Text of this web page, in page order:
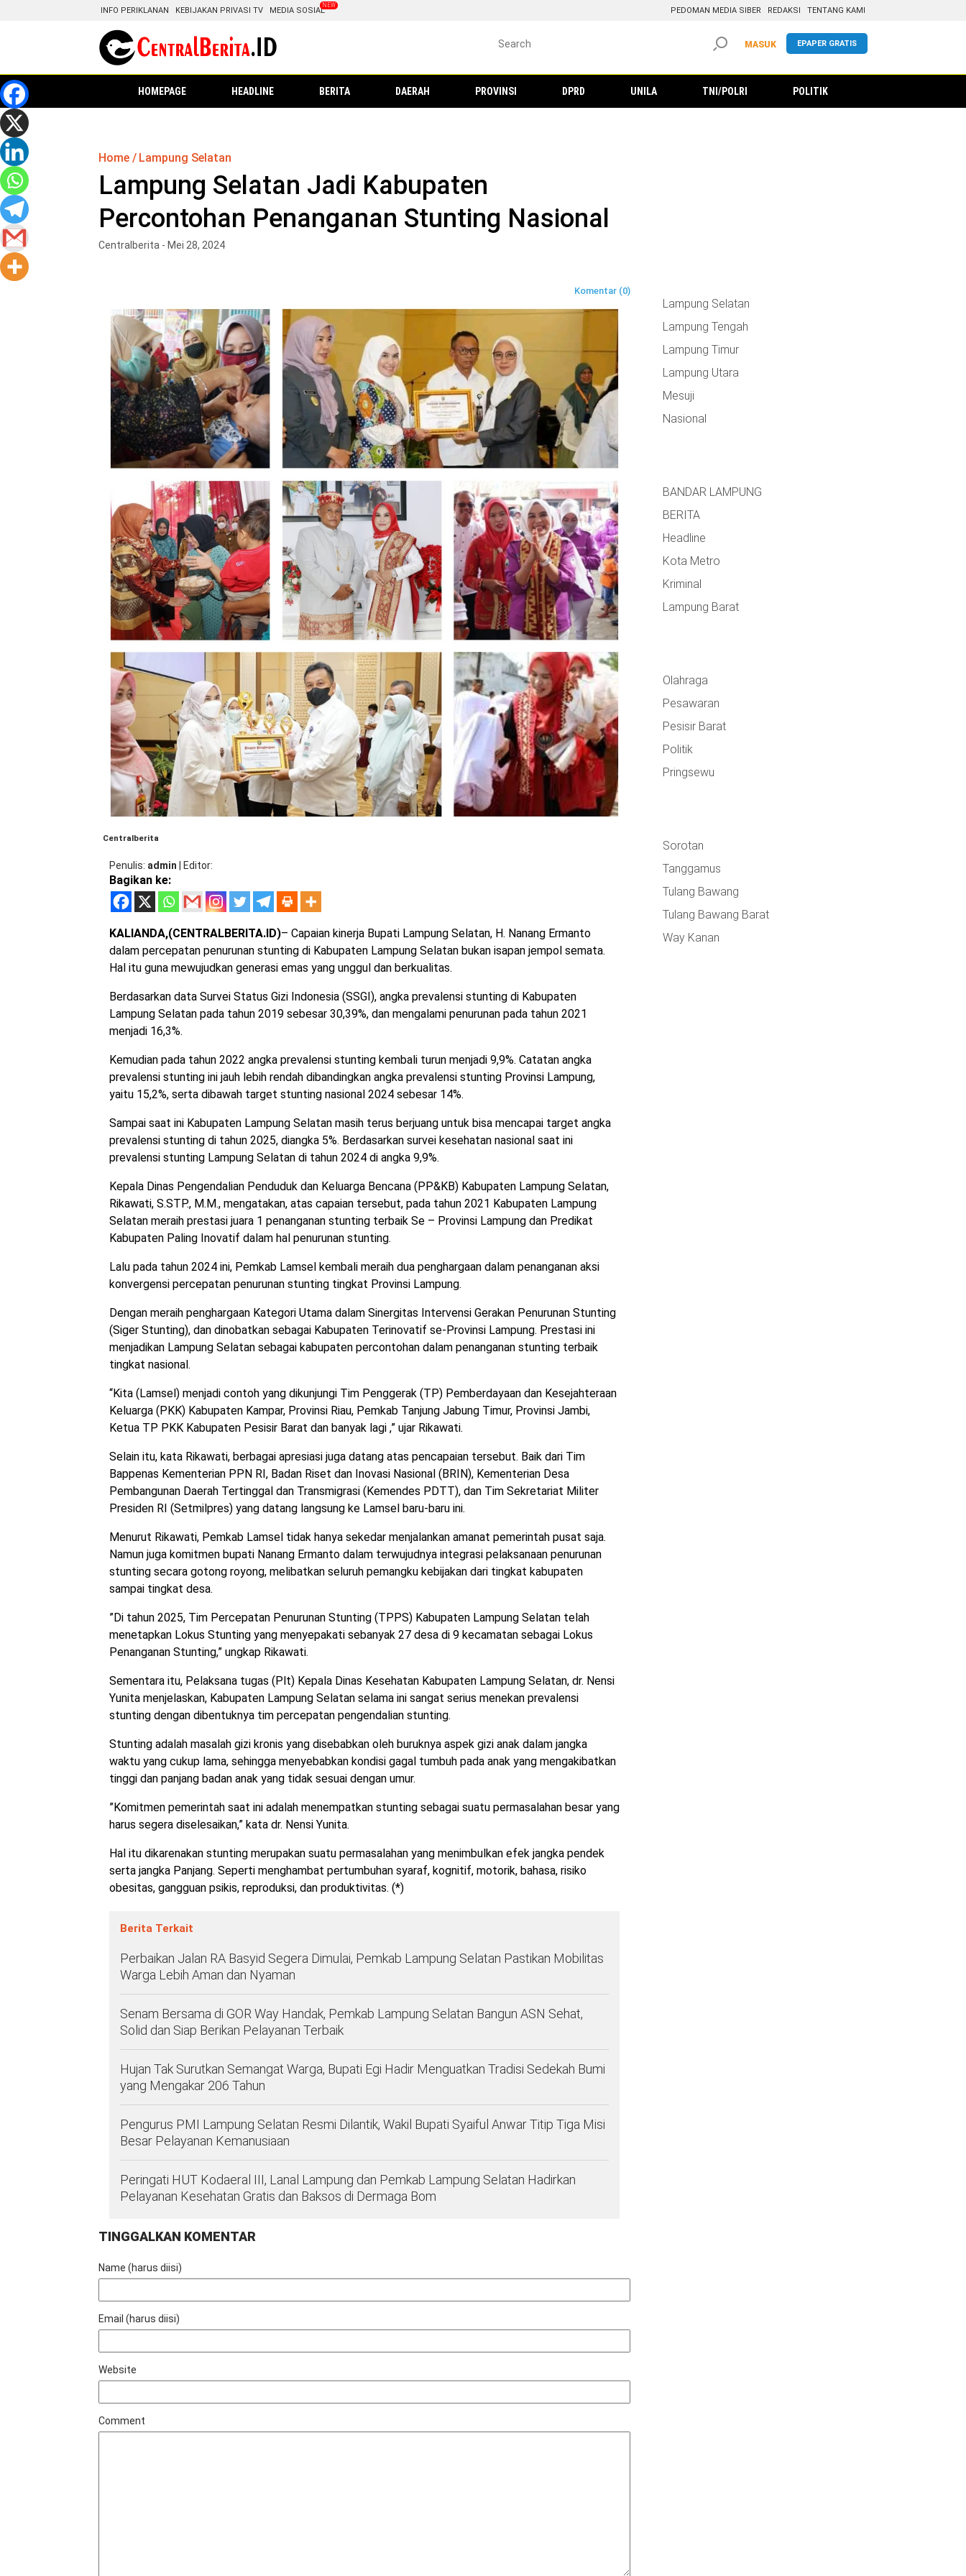
INFO PERIKLANAN KEBIJAKAN PRIVASI TV MEDIA SOSIAL PEDOMAN MEDIA SIBER REDAKSI TENTANG KAMI
EPAPER GRATIS
MASUK
HOMEPAGE HEADLINE BERITA DAERAH PROVINSI DPRD UNILA TNI/POLRI POLITIK
Home Lampung Selatan
Lampung Selatan Jadi Kabupaten
Percontohan Penanganan Stunting Nasional
Centralberita - Mei 28, 2024
Komentar (0)
Centralberita
Penulis admin Editor
Bagikan ke:
KALIANDA,(CENTRALBERITA.ID)– Capaian kinerja Bupati Lampung Selatan, H. Nanang Ermanto
dalam percepatan penurunan stunting di Kabupaten Lampung Selatan bukan isapan jempol semata.
Hal itu guna mewujudkan generasi emas yang unggul dan berkualitas.
Berdasarkan data Survei Status Gizi Indonesia (SSGI), angka prevalensi stunting di Kabupaten
Lampung Selatan pada tahun 2019 sebesar 30,39%, dan mengalami penurunan pada tahun 2021
menjadi 16,3%.
Kemudian pada tahun 2022 angka prevalensi stunting kembali turun menjadi 9,9%. Catatan angka
prevalensi stunting ini jauh lebih rendah dibandingkan angka prevalensi stunting Provinsi Lampung,
yaitu 15,2%, serta dibawah target stunting nasional 2024 sebesar 14%.
Sampai saat ini Kabupaten Lampung Selatan masih terus berjuang untuk bisa mencapai target angka
prevalensi stunting di tahun 2025, diangka 5%. Berdasarkan survei kesehatan nasional saat ini
prevalensi stunting Lampung Selatan di tahun 2024 di angka 9,9%.
Kepala Dinas Pengendalian Penduduk dan Keluarga Bencana (PP&KB) Kabupaten Lampung Selatan,
Rikawati, S.STP., M.M., mengatakan, atas capaian tersebut, pada tahun 2021 Kabupaten Lampung
Selatan meraih prestasi juara 1 penanganan stunting terbaik Se – Provinsi Lampung dan Predikat
Kabupaten Paling Inovatif dalam hal penurunan stunting.
Lalu pada tahun 2024 ini, Pemkab Lamsel kembali meraih dua penghargaan dalam penanganan aksi
konvergensi percepatan penurunan stunting tingkat Provinsi Lampung.
Dengan meraih penghargaan Kategori Utama dalam Sinergitas Intervensi Gerakan Penurunan Stunting
(Siger Stunting), dan dinobatkan sebagai Kabupaten Terinovatif se-Provinsi Lampung. Prestasi ini
menjadikan Lampung Selatan sebagai kabupaten percontohan dalam penanganan stunting terbaik
tingkat nasional.
“Kita (Lamsel) menjadi contoh yang dikunjungi Tim Penggerak (TP) Pemberdayaan dan Kesejahteraan
Keluarga (PKK) Kabupaten Kampar, Provinsi Riau, Pemkab Tanjung Jabung Timur, Provinsi Jambi,
Ketua TP PKK Kabupaten Pesisir Barat dan banyak lagi ,” ujar Rikawati.
Selain itu, kata Rikawati, berbagai apresiasi juga datang atas pencapaian tersebut. Baik dari Tim
Bappenas Kementerian PPN RI, Badan Riset dan Inovasi Nasional (BRIN), Kementerian Desa
Pembangunan Daerah Tertinggal dan Transmigrasi (Kemendes PDTT), dan Tim Sekretariat Militer
Presiden RI (Setmilpres) yang datang langsung ke Lamsel baru-baru ini.
Menurut Rikawati, Pemkab Lamsel tidak hanya sekedar menjalankan amanat pemerintah pusat saja.
Namun juga komitmen bupati Nanang Ermanto dalam terwujudnya integrasi pelaksanaan penurunan
stunting secara gotong royong, melibatkan seluruh pemangku kebijakan dari tingkat kabupaten
sampai tingkat desa.
”Di tahun 2025, Tim Percepatan Penurunan Stunting (TPPS) Kabupaten Lampung Selatan telah
menetapkan Lokus Stunting yang menyepakati sebanyak 27 desa di 9 kecamatan sebagai Lokus
Penanganan Stunting,” ungkap Rikawati.
Sementara itu, Pelaksana tugas (Plt) Kepala Dinas Kesehatan Kabupaten Lampung Selatan, dr. Nensi
Yunita menjelaskan, Kabupaten Lampung Selatan selama ini sangat serius menekan prevalensi
stunting dengan dibentuknya tim percepatan pengendalian stunting.
Stunting adalah masalah gizi kronis yang disebabkan oleh buruknya aspek gizi anak dalam jangka
waktu yang cukup lama, sehingga menyebabkan kondisi gagal tumbuh pada anak yang mengakibatkan
tinggi dan panjang badan anak yang tidak sesuai dengan umur.
”Komitmen pemerintah saat ini adalah menempatkan stunting sebagai suatu permasalahan besar yang
harus segera diselesaikan,” kata dr. Nensi Yunita.
Hal itu dikarenakan stunting merupakan suatu permasalahan yang menimbulkan efek jangka pendek
serta jangka Panjang. Seperti menghambat pertumbuhan syaraf, kognitif, motorik, bahasa, risiko
obesitas, gangguan psikis, reproduksi, dan produktivitas. (*)
Berita Terkait
Perbaikan Jalan RA Basyid Segera Dimulai, Pemkab Lampung Selatan Pastikan Mobilitas
Warga Lebih Aman dan Nyaman
Senam Bersama di GOR Way Handak, Pemkab Lampung Selatan Bangun ASN Sehat,
Solid dan Siap Berikan Pelayanan Terbaik
Hujan Tak Surutkan Semangat Warga, Bupati Egi Hadir Menguatkan Tradisi Sedekah Bumi
yang Mengakar 206 Tahun
Pengurus PMI Lampung Selatan Resmi Dilantik, Wakil Bupati Syaiful Anwar Titip Tiga Misi
Besar Pelayanan Kemanusiaan
Peringati HUT Kodaeral III, Lanal Lampung dan Pemkab Lampung Selatan Hadirkan
Pelayanan Kesehatan Gratis dan Baksos di Dermaga Bom
TINGGALKAN KOMENTAR
Name (harus diisi)
Email (harus diisi)
Website
Comment
Lampung Selatan
Lampung Tengah
Lampung Timur
Lampung Utara
Mesuji
Nasional
BANDAR LAMPUNG
BERITA
Headline
Kota Metro
Kriminal
Lampung Barat
Olahraga
Pesawaran
Pesisir Barat
Politik
Pringsewu
Sorotan
Tanggamus
Tulang Bawang
Tulang Bawang Barat
Way Kanan